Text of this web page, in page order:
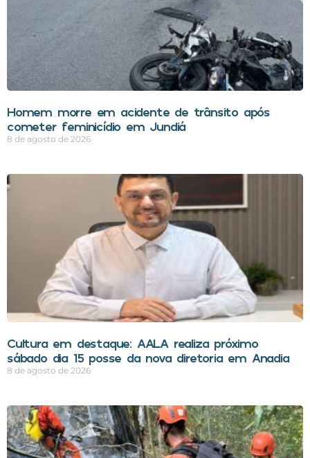
Homem morre em acidente de trânsito após
cometer feminicídio em Jundiá
8 de agosto de 2026
Cultura em destaque: AALA realiza próximo
sábado dia 15 posse da nova diretoria em Anadia
8 de agosto de 2026